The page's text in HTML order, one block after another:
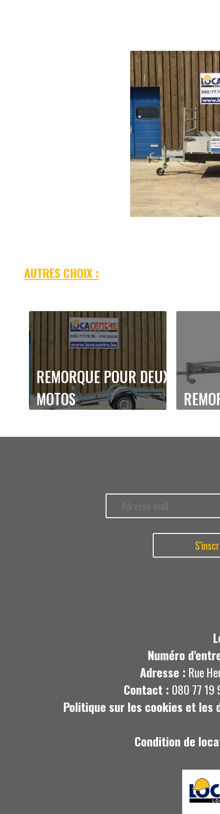
AUTRES CHOIX :
REMORQUE POUR DEUX
MOTOS
Numéro
Adresse : Rue
Contact : 080 77 19
Politique sur les cookies et les
Condition de